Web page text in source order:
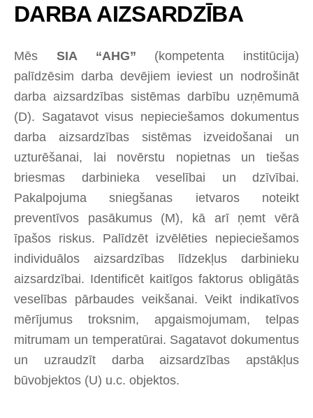
DARBA AIZSARDZĪBA
Mēs SIA “AHG” (kompetenta institūcija)
palīdzēsim darba devējiem ieviest un nodrošināt
darba aizsardzības sistēmas darbību uzņēmumā
(D). Sagatavot visus nepieciešamos dokumentus
darba aizsardzības sistēmas izveidošanai un
uzturēšanai, lai novērstu nopietnas un tiešas
briesmas darbinieka veselībai un dzīvībai.
Pakalpojuma sniegšanas ietvaros noteikt
preventīvos pasākumus (M), kā arī ņemt vērā
īpašos riskus. Palīdzēt izvēlēties nepieciešamos
individuālos aizsardzības līdzekļus darbinieku
aizsardzībai. Identificēt kaitīgos faktorus obligātās
veselības pārbaudes veikšanai. Veikt indikatīvos
mērījumus troksnim, apgaismojumam, telpas
mitrumam un temperatūrai. Sagatavot dokumentus
un uzraudzīt darba aizsardzības apstākļus
būvobjektos (U) u.c. objektos.